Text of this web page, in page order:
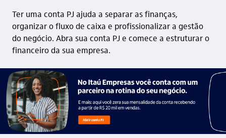
Ter uma conta PJ ajuda a separar as finanças,
organizar o fluxo de caixa e profissionalizar a gestão
do negócio. Abra sua conta PJ e comece a estruturar o
financeiro da sua empresa.